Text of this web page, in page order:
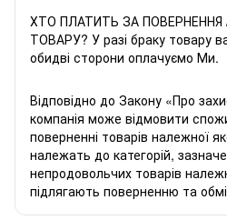
ХТО ПЛАТИТЬ ЗА ПОВЕРНЕННЯ
ТОВАРУ? У разі браку товару
обидві сторони оплачуємо Ми.
Відповідно до Закону «Про
компанія може відмовити
поверненні товарів належної
належать до категорій,
непродовольчих товарів
підлягають поверненню та